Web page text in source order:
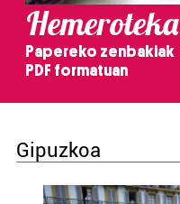
Hemeroteka
Papereko zenbakiak
PDF formatuan
Gipuzkoa